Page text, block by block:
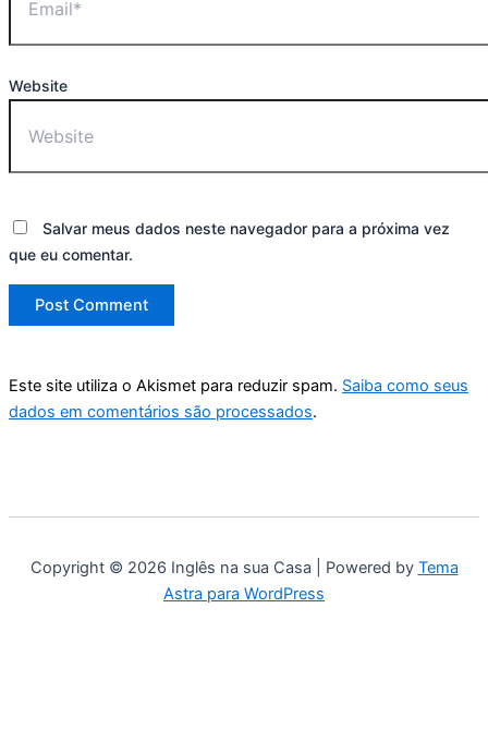
Website
Salvar meus dados neste navegador para a próxima vez
que eu comentar.
Este site utiliza o Akismet para reduzir spam. Saiba como seus
dados em comentários são processados.
Copyright © 2026 Inglês na sua Casa | Powered by Tema
Astra para WordPress